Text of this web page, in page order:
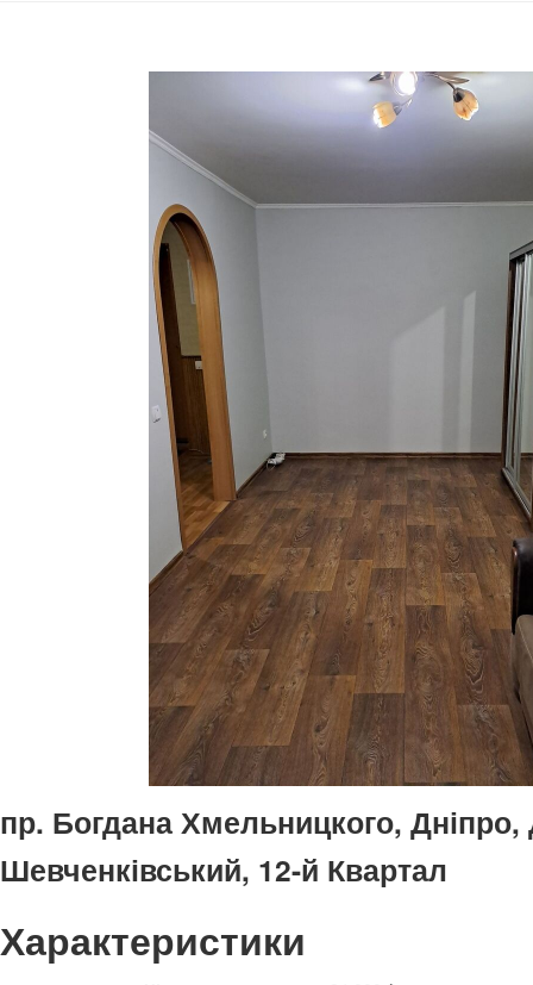
пр. Богдана Хмельницкого, Дніпро,
Шевченківський, 12-й Квартал
Характеристики